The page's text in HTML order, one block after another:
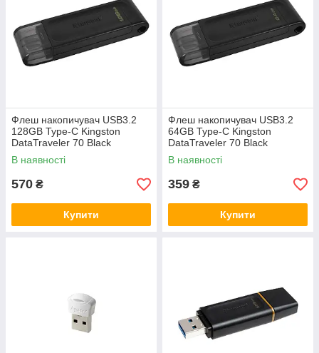
Флеш накопичувач USB3.2
128GB Type-C Kingston
DataTraveler 70 Black
В наявності
570 ₴
Купити
Флеш накопичувач USB3.2
64GB Type-C Kingston
DataTraveler 70 Black
В наявності
359 ₴
Купити